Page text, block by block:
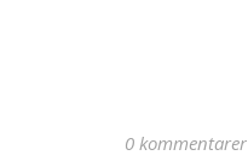
0 kommentarer